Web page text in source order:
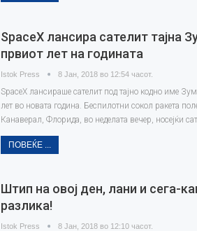
SpaceX лансира сателит тајна
првиот лет на годината
Istok Press 8 Јан, 2018 во 12:54 часот.
SpaceX лансираше сателит под тајно кодно име
лет во новата година. Беспилотни сокол ракета
Канаверал, Флорида, во неделата вечер, носејќи
ПОВЕЌЕ ...
Штип на овој ден, лани и сега-
разлика!
Istok Press 8 Јан, 2018 во 12:10 часот.